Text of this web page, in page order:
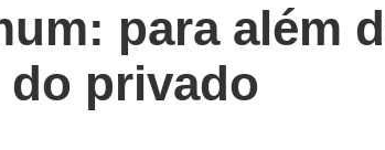
para além
do privado